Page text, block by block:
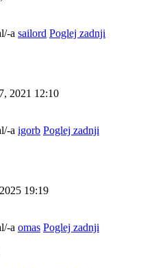
a sailord Poglej zadnji
2021 12:10
a igorb Poglej zadnji
19:19
a omas Poglej zadnji